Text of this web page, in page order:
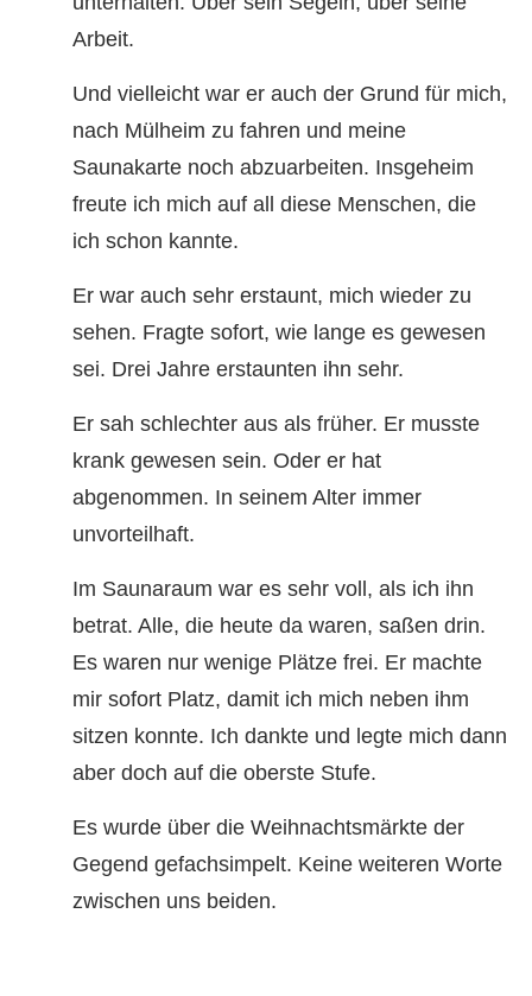
Arbeit.
Und vielleicht war er auch der Grund für mich,
nach Mülheim zu fahren und meine
Saunakarte noch abzuarbeiten. Insgeheim
freute ich mich auf all diese Menschen, die
ich schon kannte.
Er war auch sehr erstaunt, mich wieder zu
sehen. Fragte sofort, wie lange es gewesen
sei. Drei Jahre erstaunten ihn sehr.
Er sah schlechter aus als früher. Er musste
krank gewesen sein. Oder er hat
abgenommen. In seinem Alter immer
unvorteilhaft.
Im Saunaraum war es sehr voll, als ich ihn
betrat. Alle, die heute da waren, saßen drin.
Es waren nur wenige Plätze frei. Er machte
mir sofort Platz, damit ich mich neben ihm
sitzen konnte. Ich dankte und legte mich dann
aber doch auf die oberste Stufe.
Es wurde über die Weihnachtsmärkte der
Gegend gefachsimpelt. Keine weiteren Worte
zwischen uns beiden.